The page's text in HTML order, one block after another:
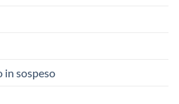
in sospeso